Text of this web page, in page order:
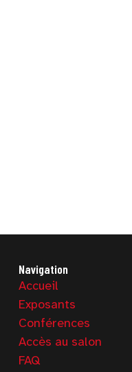
Navigation
Accueil
Exposants
Conférences
Accès au salon
FAQ